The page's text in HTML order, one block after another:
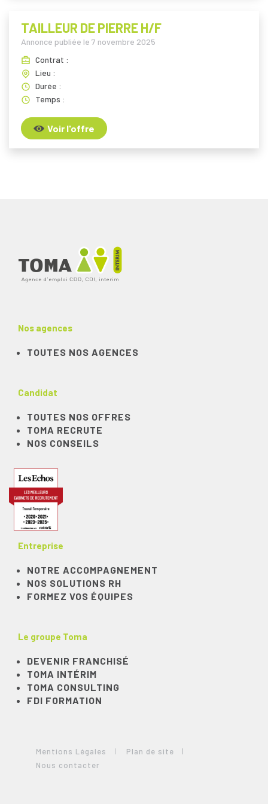
TAILLEUR DE PIERRE H/F
Annonce publiée le 7 novembre 2025
Contrat :
Lieu :
Durée :
Temps :
Voir l'offre
Nos agences
TOUTES NOS AGENCES
Candidat
TOUTES NOS OFFRES
TOMA RECRUTE
NOS CONSEILS
Entreprise
NOTRE ACCOMPAGNEMENT
NOS SOLUTIONS RH
FORMEZ VOS ÉQUIPES
Le groupe Toma
DEVENIR FRANCHISÉ
TOMA INTÉRIM
TOMA CONSULTING
FDI FORMATION
Mentions Légales
Plan de site
Nous contacter